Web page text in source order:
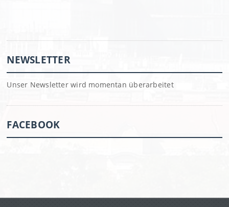
NEWSLETTER
Unser Newsletter wird momentan überarbeitet
FACEBOOK